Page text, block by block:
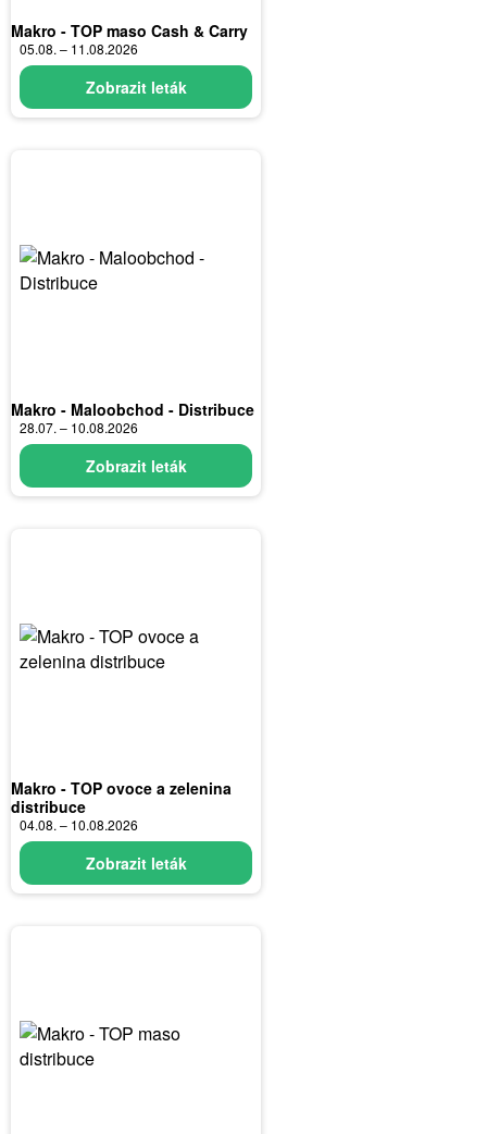
Makro - TOP maso Cash & Carry
05.08. – 11.08.2026
Zobrazit leták
Makro - Maloobchod - Distribuce
28.07. – 10.08.2026
Zobrazit leták
Makro - TOP ovoce a zelenina
distribuce
04.08. – 10.08.2026
Zobrazit leták